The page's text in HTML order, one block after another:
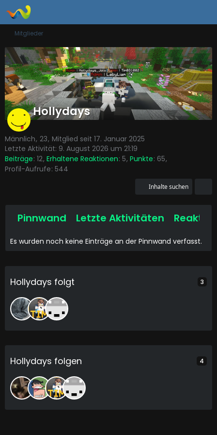
Mitglieder
Hollydays
Männlich 23 Mitglied seit 17. Januar 2025
Letzte Aktivität: 9. August 2026 um 21:19
Beiträge 12 Erhaltene Reaktionen 5 Punkte 65
Profil-Aufrufe 544
Inhalte suchen
Pinnwand Letzte Aktivitäten
Es wurden noch keine Einträge an der Pinnwand verfasst.
Hollydays folgt 3
Hollydays folgen 4